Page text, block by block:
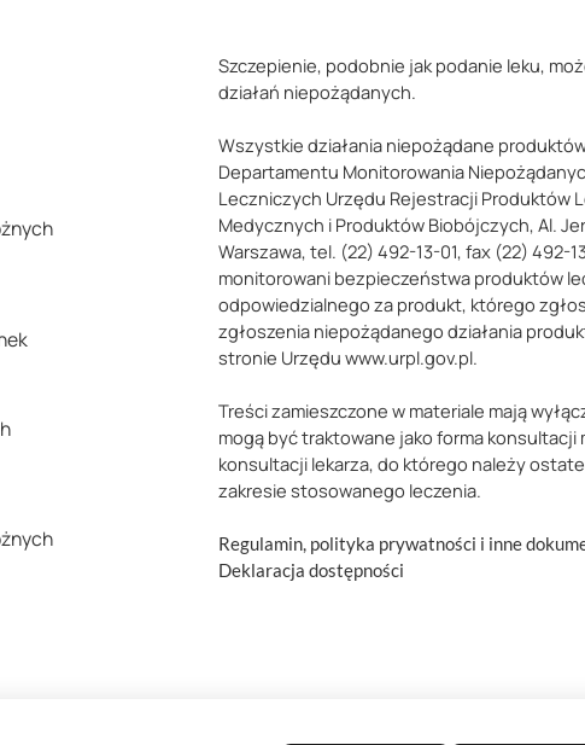
Szczepienie, podobnie jak podanie leku,
działań niepożądanych.
Wszystkie działania niepożądane
Departamentu Monitorowania
Leczniczych Urzędu Rejestracji Produktów
Medycznych i Produktów Biobójczych, Al.
Warszawa, tel. (22) 492-13-01, fax (22) 492-
monitorowani bezpieczeństwa produktów
odpowiedzialnego za produkt, którego
zgłoszenia niepożądanego działania
stronie Urzędu www.urpl.gov.pl.
Treści zamieszczone w materiale mają
mogą być traktowane jako forma
konsultacji lekarza, do którego należy
zakresie stosowanego leczenia.
Regulamin, polityka prywatności i inne
Deklaracja dostępności